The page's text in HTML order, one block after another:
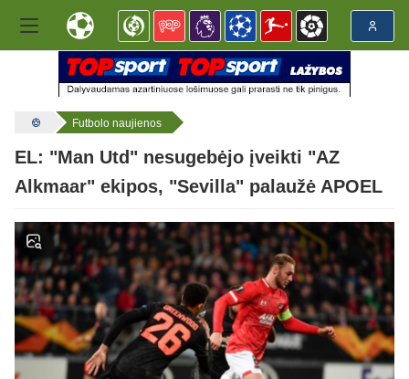
Futbolo naujienos
EL: "Man Utd" nesugebėjo įveikti "AZ
Alkmaar" ekipos, "Sevilla" palaužė APOEL